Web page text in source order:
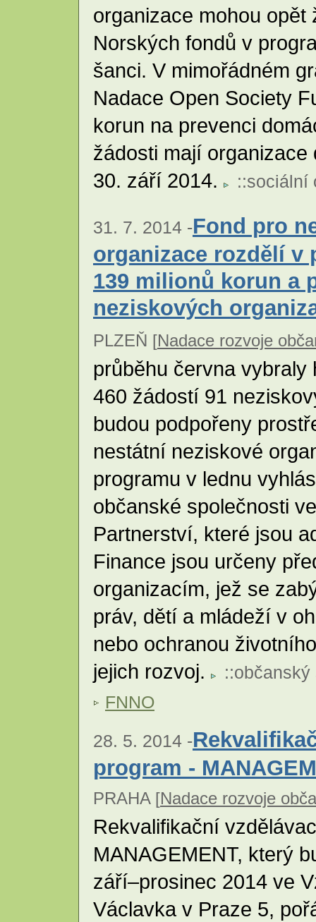
organizace mohou opět
Norských fondů v
šanci. V mimořádném
Nadace Open Society
korun na prevenci
žádosti mají
30. září 2014.
::sociální
31. 7. 2014 -Fond pro
organizace rozdělí v
139 milionů korun a
neziskových
PLZEŇ [Nadace rozvoje
průběhu června
460 žádostí 91
budou podpořeny
nestátní neziskové
programu v lednu
občanské společnosti
Partnerství, které jsou
Finance jsou určeny
organizacím, jež se
práv, dětí a mládeží v
nebo ochranou
jejich rozvoj.
::občanský
FNNO
28. 5. 2014 -
program -
PRAHA [Nadace rozvoje
Rekvalifikační
MANAGEMENT, který
září–prosinec 2014 ve
Václavka v Praze 5,